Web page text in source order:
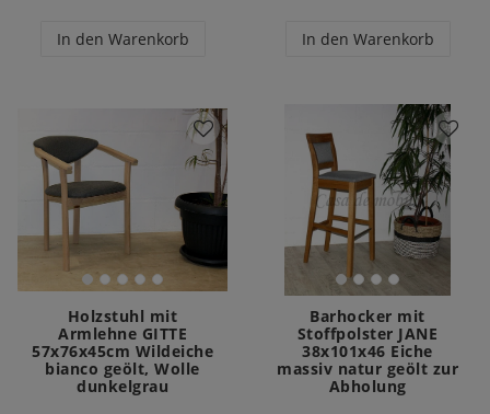
In den Warenkorb In den Warenkorb
Holzstuhl mit
Armlehne GITTE
57x76x45cm Wildeiche
bianco geölt, Wolle
dunkelgrau
Barhocker mit
Stoffpolster JANE
38x101x46 Eiche
massiv natur geölt zur
Abholung